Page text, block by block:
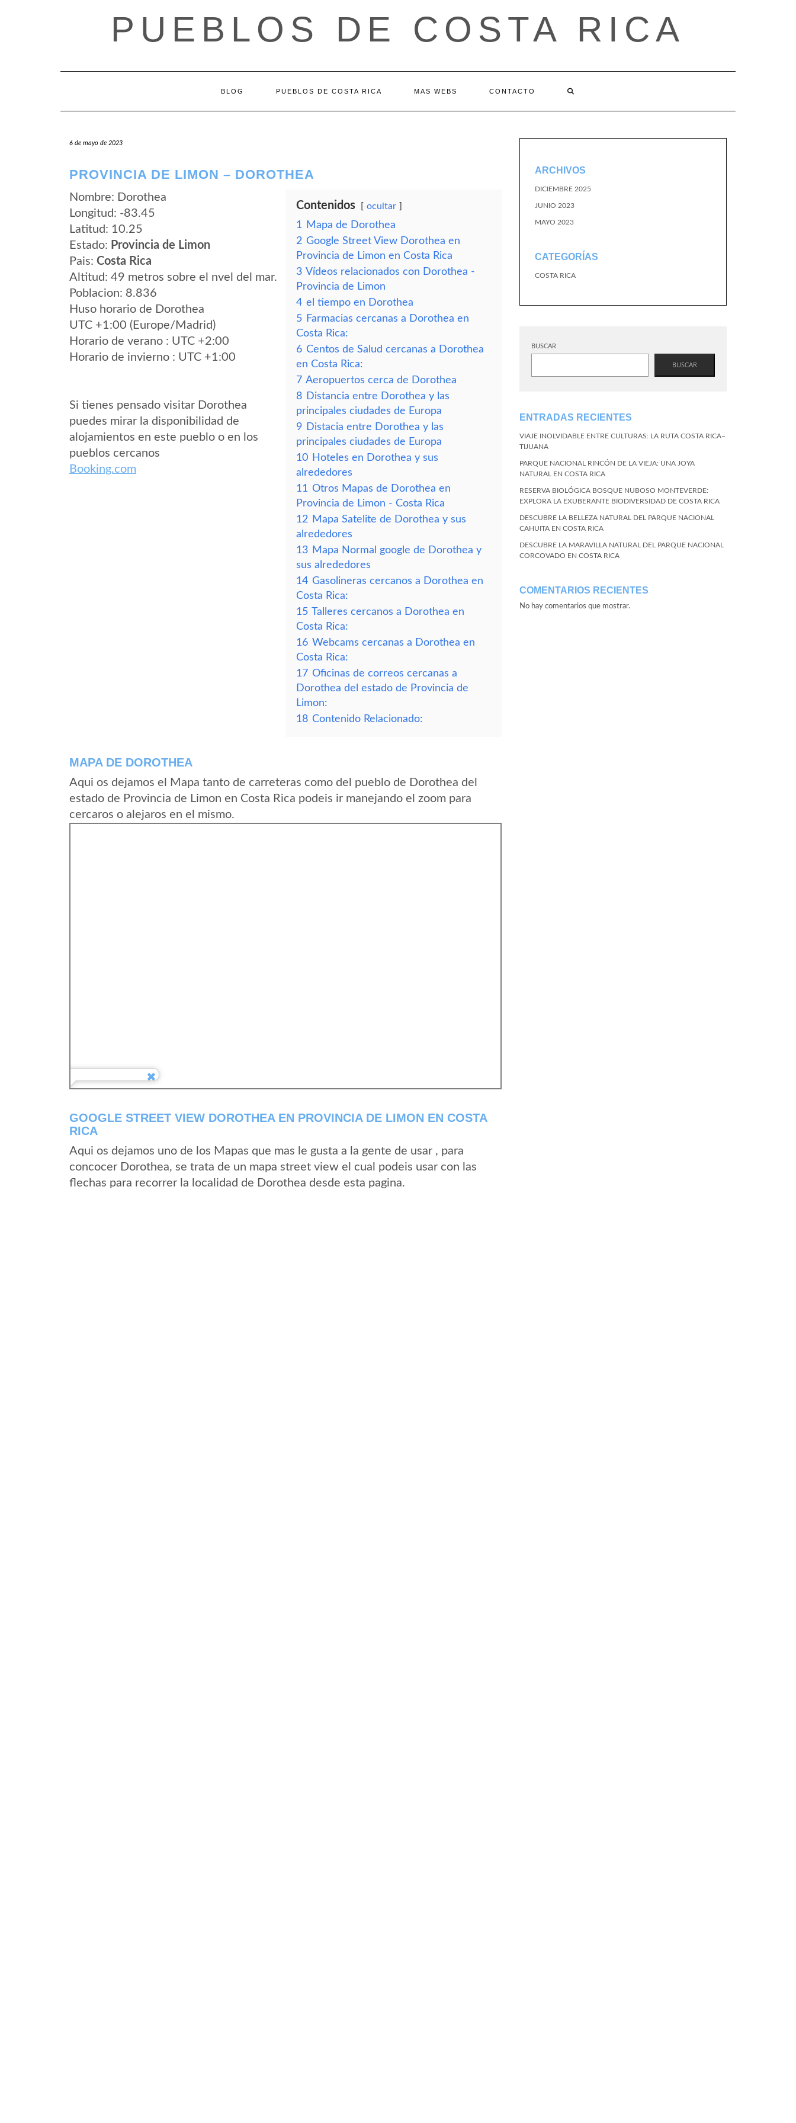
PUEBLOS DE COSTA RICA
BLOG PUEBLOS DE COSTA RICA MAS WEBS CONTACTO
6 de mayo de 2023
PROVINCIA DE LIMON – DOROTHEA
Nombre: Dorothea
Longitud: -83.45
Latitud: 10.25
Estado: Provincia de Limon
Pais: Costa Rica
Altitud: 49 metros sobre el nvel del mar.
Poblacion: 8.836
Huso horario de Dorothea
UTC +1:00 (Europe/Madrid)
Horario de verano : UTC +2:00
Horario de invierno : UTC +1:00
Si tienes pensado visitar Dorothea
puedes mirar la disponibilidad de
alojamientos en este pueblo o en los
pueblos cercanos
Booking.com
Contenidos ocultar
1
Mapa de Dorothea
2 Google Street View Dorothea en
Provincia de Limon en Costa Rica
3 Vídeos relacionados con Dorothea -
Provincia de Limon
4 el tiempo en Dorothea
5 Farmacias cercanas a Dorothea en
Costa Rica:
6 Centos de Salud cercanas a Dorothea
en Costa Rica:
7 Aeropuertos cerca de Dorothea
8 Distancia entre Dorothea y las
principales ciudades de Europa
9 Distacia entre Dorothea y las
principales ciudades de Europa
10 Hoteles en Dorothea y sus
alrededores
11 Otros Mapas de Dorothea en
Provincia de Limon - Costa Rica
12 Mapa Satelite de Dorothea y sus
alrededores
13 Mapa Normal google de Dorothea y
sus alrededores
14 Gasolineras cercanos a Dorothea en
Costa Rica:
15 Talleres cercanos a Dorothea en
Costa Rica:
16 Webcams cercanas a Dorothea en
Costa Rica:
17 Oficinas de correos cercanas a
Dorothea del estado de Provincia de
Limon:
18 Contenido Relacionado:
MAPA DE DOROTHEA
Aqui os dejamos el Mapa tanto de carreteras como del pueblo de Dorothea del
estado de Provincia de Limon en Costa Rica podeis ir manejando el zoom para
cercaros o alejaros en el mismo.
GOOGLE STREET VIEW DOROTHEA EN PROVINCIA DE LIMON EN COSTA
RICA
Aqui os dejamos uno de los Mapas que mas le gusta a la gente de usar , para
concocer Dorothea, se trata de un mapa street view el cual podeis usar con las
flechas para recorrer la localidad de Dorothea desde esta pagina.
ARCHIVOS
DICIEMBRE 2025
JUNIO 2023
MAYO 2023
CATEGORÍAS
COSTA RICA
BUSCAR
BUSCAR
ENTRADAS RECIENTES
VIAJE INOLVIDABLE ENTRE CULTURAS: LA RUTA COSTA RICA–
TIJUANA
PARQUE NACIONAL RINCÓN DE LA VIEJA: UNA JOYA
NATURAL EN COSTA RICA
RESERVA BIOLÓGICA BOSQUE NUBOSO MONTEVERDE:
EXPLORA LA EXUBERANTE BIODIVERSIDAD DE COSTA RICA
DESCUBRE LA BELLEZA NATURAL DEL PARQUE NACIONAL
CAHUITA EN COSTA RICA
DESCUBRE LA MARAVILLA NATURAL DEL PARQUE NACIONAL
CORCOVADO EN COSTA RICA
COMENTARIOS RECIENTES
No hay comentarios que mostrar.